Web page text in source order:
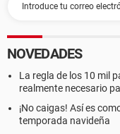
NOVEDADES
La regla de los 10 mil
realmente necesario
¡No caigas! Así es
temporada navideña